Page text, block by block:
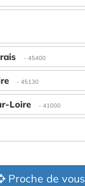
- 45400
- 45130
Loire - 41000
Proche de vous